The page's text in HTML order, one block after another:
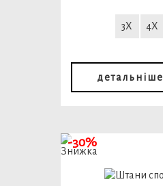
3X 4X
детальніше
-30%